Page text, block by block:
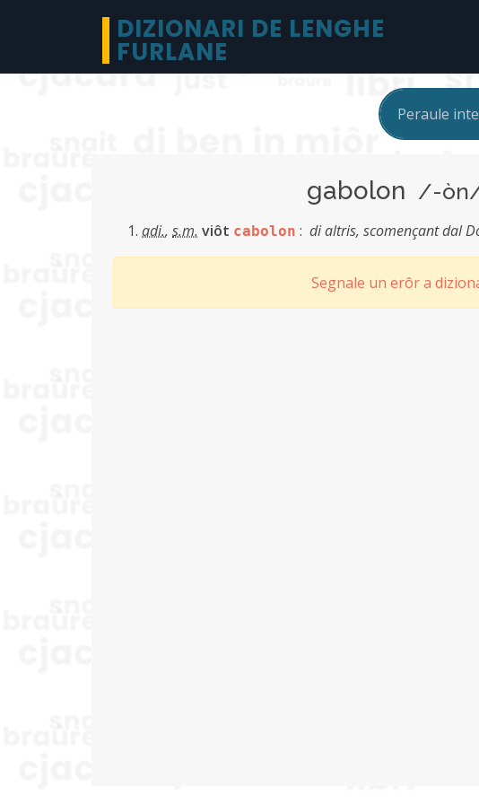
DIZIONARI DE LENGHE
FURLANE
gabolon /-
adi., s.m. viôt cabolon : di altris, scomençant dal
Segnale un erôr a